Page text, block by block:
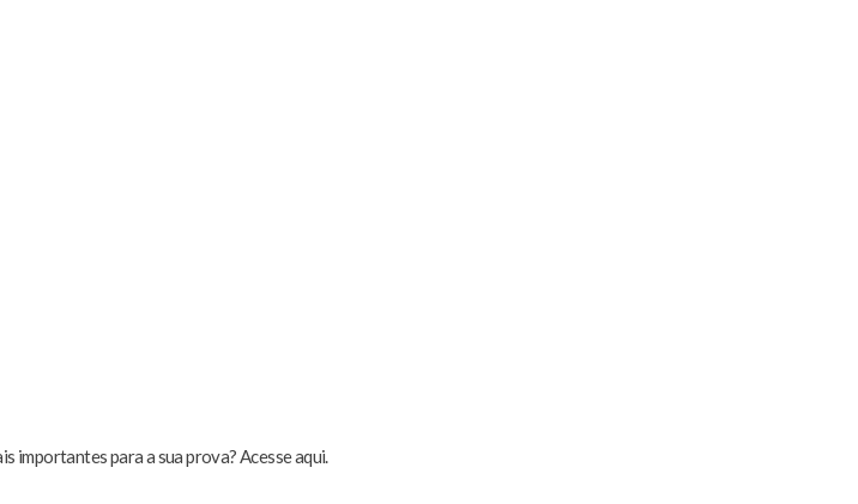
importantes para a sua prova? Acesse aqui.